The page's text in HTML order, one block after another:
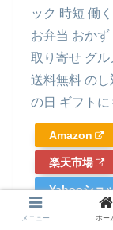
ック 時短 働
お弁当 おか
取り寄せ グ
送料無料 の
の日 ギフトに
Amazon
楽天市場
Yahooショ
メニュー ホー